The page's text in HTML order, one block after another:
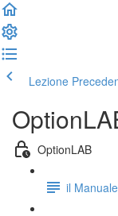
Lezione
OptionLAB
il